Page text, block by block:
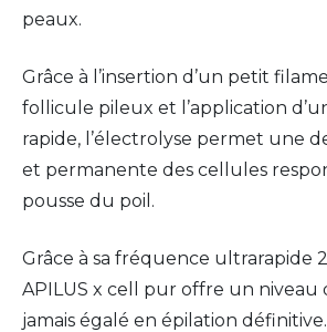
peaux.
Grâce à l’insertion d’un petit
follicule pileux et l’application
rapide, l’électrolyse permet une
et permanente des cellules
pousse du poil.
Grâce à sa fréquence ultrarapide
APILUS x cell pur offre un niveau
jamais égalé en épilation